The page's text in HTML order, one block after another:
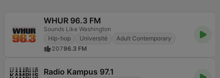
WHUR 96.3 FM
Sounds Like Washington
Hip-hop
Université
Adult Contemporary
20796.3 FM
Radio Kampus 97.1